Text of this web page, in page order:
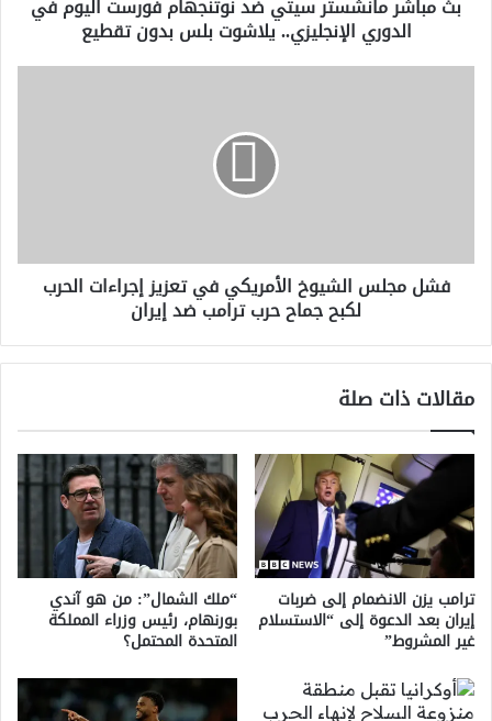
الإنجليزي..
بلس
بث مباشر مانشستر سيتي ضد نوتنجهام فورست اليوم في
الدوري الإنجليزي.. يلاشوت بلس بدون تقطيع
لكبح
جماح
ضد
فشل مجلس الشيوخ الأمريكي في تعزيز إجراءات الحرب
لكبح جماح حرب ترامب ضد إيران
مقالات ذات صلة
ترامب يزن الانضمام إلى ضربات
إيران بعد الدعوة إلى “الاستسلام
غير المشروط”
“ملك الشمال”: من هو آندي
بورنهام، رئيس وزراء المملكة
المتحدة المحتمل؟